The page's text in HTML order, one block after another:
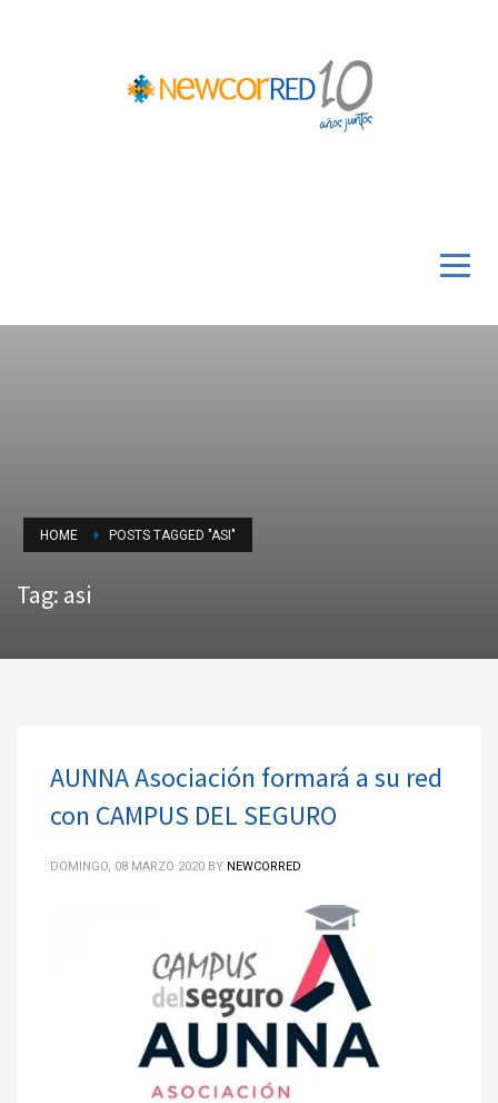
HOME POSTS TAGGED "ASI"
Tag: asi
AUNNA Asociación formará a su red
con CAMPUS DEL SEGURO
DOMINGO, 08 MARZO 2020 BY NEWCORRED